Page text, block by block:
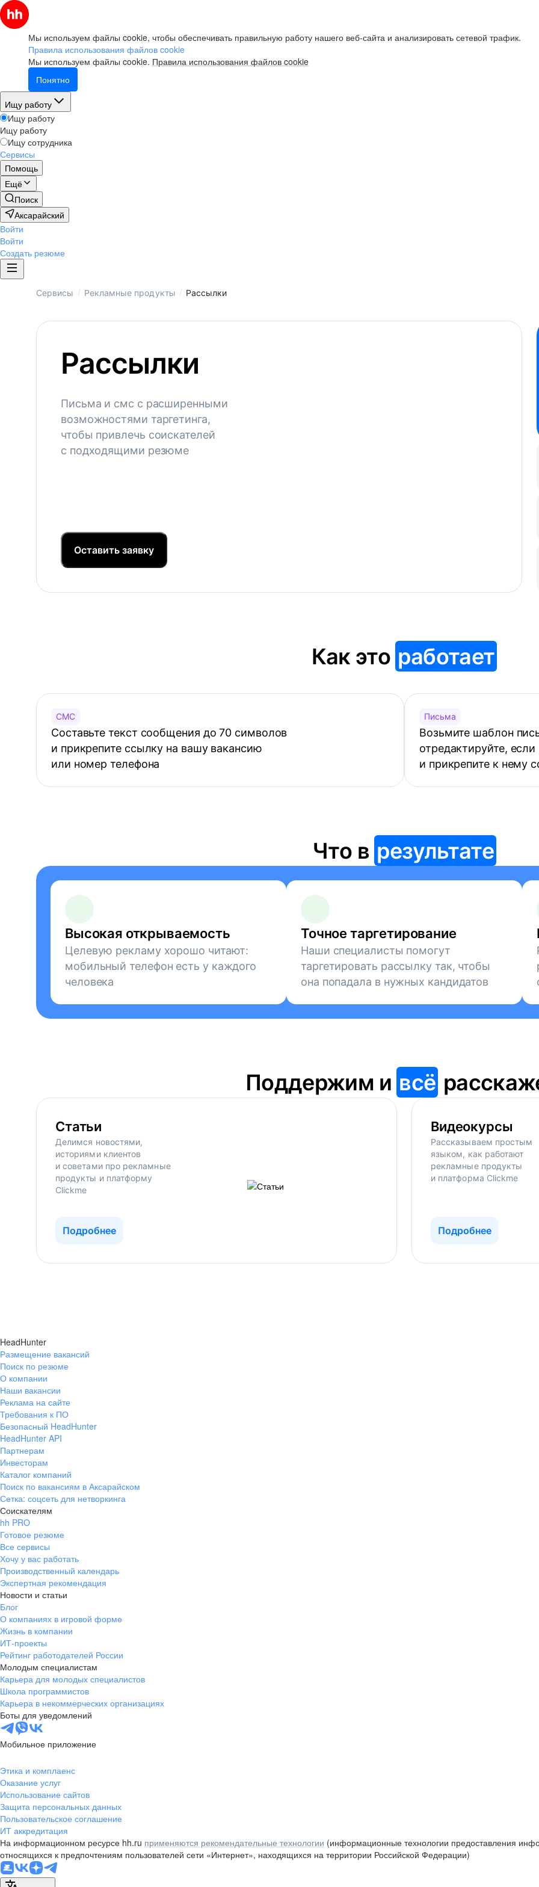
Мы используем файлы cookie, чтобы обеспечивать правильную работу нашего веб-сайта и анализировать сетевой трафик.
Правила использования файлов cookie
Мы используем файлы cookie. Правила использования файлов cookie
Понятно
Ищу работу
Ищу работу
Ищу работу
Ищу сотрудника
Сервисы
Помощь
Ещё
Поиск
Аксарайский
Войти
Войти
Создать резюме
Сервисы / Рекламные продукты / Рассылки
Рассылки
Письма и смс с расширенными
возможностями таргетинга,
чтобы привлечь соискателей
с подходящими резюме
Оставить заявку
Как это работает
СМС
Составьте текст сообщения до 70 символов
и прикрепите ссылку на вашу вакансию
или номер телефона
Письма
Возьмите шаблон
отредактируйте,
и прикрепите к нему
Что в результате
Высокая открываемость
Целевую рекламу хорошо читают:
мобильный телефон есть у каждого
человека
Точное таргетирование
Наши специалисты помогут
таргетировать рассылку так, чтобы
она попадала в нужных кандидатов
Поддержим и всё
Статьи
Делимся новостями,
историями клиентов
и советами про рекламные
продукты и платформу
Clickme
Подробнее
Видеокурсы
Рассказываем простым
языком, как работают
рекламные продукты
и платформа Clickme
Подробнее
HeadHunter
Размещение вакансий
Поиск по резюме
О компании
Наши вакансии
Реклама на сайте
Требования к ПО
Безопасный HeadHunter
HeadHunter API
Партнерам
Инвесторам
Каталог компаний
Поиск по вакансиям в Аксарайском
Сетка: соцсеть для нетворкинга
Соискателям
hh PRO
Готовое резюме
Все сервисы
Хочу у вас работать
Производственный календарь
Экспертная рекомендация
Новости и статьи
Блог
О компаниях в игровой форме
Жизнь в компании
ИТ-проекты
Рейтинг работодателей России
Молодым специалистам
Карьера для молодых специалистов
Школа программистов
Карьера в некоммерческих организациях
Боты для уведомлений
Мобильное приложение
Этика и комплаенс
Оказание услуг
Использование сайтов
Защита персональных данных
Пользовательское соглашение
ИТ аккредитация
На информационном ресурсе hh.ru применяются рекомендательные технологии (информационные технологии предоставления
относящихся к предпочтениям пользователей сети «Интернет», находящихся на территории Российской Федерации)